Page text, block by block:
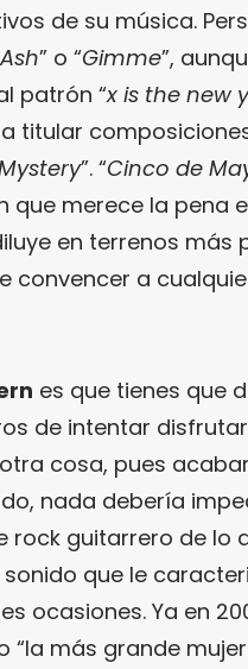
de su música.
” o “Gimme”,
patrón “x is the new y
titular
”. “Cinco de
que merece la pena
en terrenos más
convencer a
es que tienes que
de intentar
cosa, pues
nada debería
rock guitarrero de lo
que le
ocasiones. Ya en
“la más grande